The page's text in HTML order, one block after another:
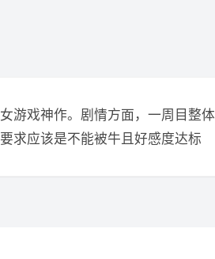
游戏神作。剧情方面，一周目整
求应该是不能被牛且好感度达标